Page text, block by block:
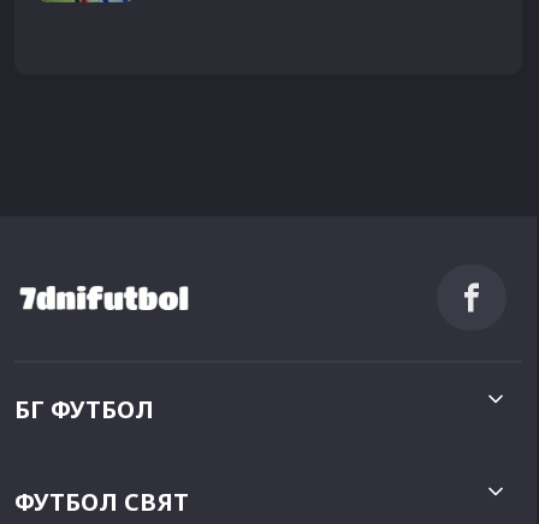
БГ ФУТБОЛ
ФУТБОЛ СВЯТ